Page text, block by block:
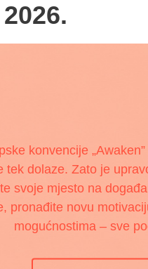
konvencije
tek dolaze. Zato je
svoje mjesto na
pronađite novu
mogućnostima – sve